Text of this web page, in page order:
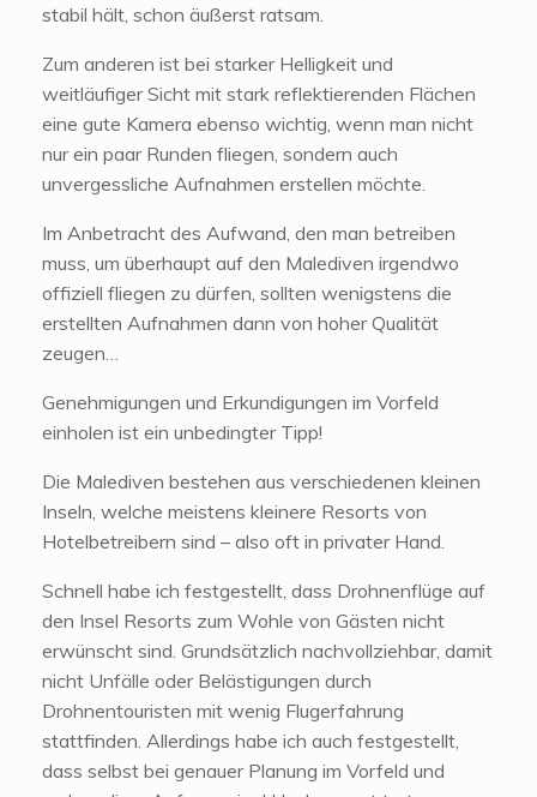
stabil hält, schon äußerst ratsam.
Zum anderen ist bei starker Helligkeit und
weitläufiger Sicht mit stark reflektierenden Flächen
eine gute Kamera ebenso wichtig, wenn man nicht
nur ein paar Runden fliegen, sondern auch
unvergessliche Aufnahmen erstellen möchte.
Im Anbetracht des Aufwand, den man betreiben
muss, um überhaupt auf den Malediven irgendwo
offiziell fliegen zu dürfen, sollten wenigstens die
erstellten Aufnahmen dann von hoher Qualität
zeugen…
Genehmigungen und Erkundigungen im Vorfeld
einholen ist ein unbedingter Tipp!
Die Malediven bestehen aus verschiedenen kleinen
Inseln, welche meistens kleinere Resorts von
Hotelbetreibern sind – also oft in privater Hand.
Schnell habe ich festgestellt, dass Drohnenflüge auf
den Insel Resorts zum Wohle von Gästen nicht
erwünscht sind. Grundsätzlich nachvollziehbar, damit
nicht Unfälle oder Belästigungen durch
Drohnentouristen mit wenig Flugerfahrung
stattfinden. Allerdings habe ich auch festgestellt,
dass selbst bei genauer Planung im Vorfeld und